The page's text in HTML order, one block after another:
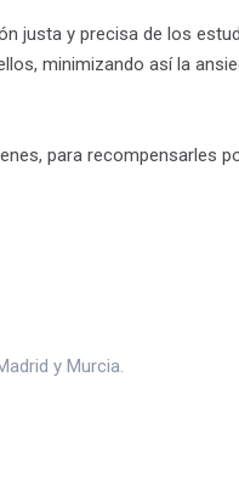
justa y precisa de los
minimizando así la
para recompensarles
y Murcia.